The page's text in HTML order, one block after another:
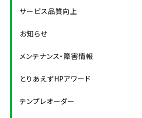
サービス品質向上
お知らせ
メンテナンス・障害情報
とりあえずHPアワード
テンプレオーダー